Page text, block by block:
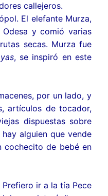
callejeros.
El elefante Murza,
y comió varias
secas. Murza fue
, se inspiró en este
por un lado, y
artículos de tocador,
dispuestas sobre
alguien que vende
cochecito de bebé en
ir a la tía Pece